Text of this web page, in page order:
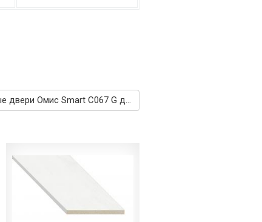
Межкомнатные двери Омис Smart С067 G дуб светлый →